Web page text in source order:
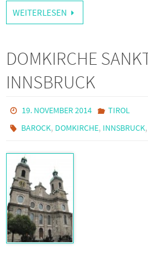
WEITERLESEN
DOMKIRCHE
INNSBRUCK
19. NOVEMBER 2014
TIROL
BAROCK, DOMKIRCHE, INNSBRUCK